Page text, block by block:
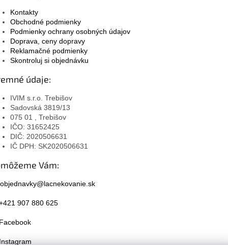
Kontakty
Obchodné podmienky
Podmienky ochrany osobných údajov
Doprava, ceny dopravy
Reklamačné podmienky
Skontroluj si objednávku
údaje:
IVIM s.r.o. Trebišov
Sadovská 3819/13
075 01 , Trebišov
IČO: 31652425
DIČ: 2020506631
IČ DPH: SK2020506631
Vám:
objednavky@lacnekovanie.sk
907 880 625